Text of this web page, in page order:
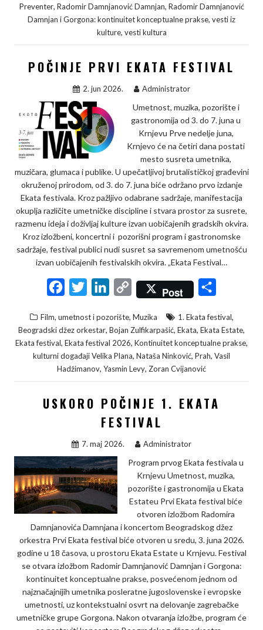
b
o
o
k
t
e
r
e
d
I
n
L
i
n
k
e
Preventer, Radomir Damnjanović Damnjan, Radomir Damnjanović
Damnjan i Gorgona: kontinuitet konceptualne prakse, vesti iz
kulture, vesti kultura
POČINJE PRVI EKATA FESTIVAL
2. jun 2026. Administrator
Umetnost, muzika, pozorište i
gastronomija od 3. do 7. juna u
Krnjevu Prve nedelje juna,
Krnjevo će na četiri dana postati
mesto susreta umetnika,
muzičara, glumaca i publike. U upečatljivoj brutalističkoj građevini
okruženoj prirodom, od 3. do 7. juna biće održano prvo izdanje
Ekata festivala. Kroz pažljivo odabrane sadržaje, manifestacija
okuplja različite umetničke discipline i stvara prostor za susrete,
razmenu ideja i doživljaj kulture izvan uobičajenih gradskih okvira.
Kroz izložbeni, koncertni i pozorišni program i gastronomske
sadržaje, festival publici nudi susret sa savremenom umetnošću
izvan uobičajenih festivalskih okvira. „Ekata Festival…
c
e
b
o
k
i
t
t
e
n
k
e
d
n
C
p
y
L
i
k
Post
a
r
e
Film, umetnost i pozorište, Muzika 1. Ekata festival,
Beogradski džez orkestar, Bojan Zulfikarpašić, Ekata, Ekata Estate,
Ekata festival, Ekata festival 2026, Kontinuitet konceptualne prakse,
kulturni događaji Velika Plana, Nataša Ninković, Prah, Vasil
Hadžimanov, Yasmin Levy, Zoran Cvijanović
USKORO POČINJE 1. EKATA
FESTIVAL
7. maj 2026. Administrator
Program prvog Ekata festivala u
Krnjevu Umetnost, muzika,
pozorište i gastronomija u Ekata
Estateu Prvi Ekata festival biće
otvoren izložbom Radomira
Damnjanovića Damnjana i koncertom Beogradskog džez
orkestra Prvi Ekata festival biće otvoren u sredu, 3. juna 2026.
godine u 18 časova, u prostoru Ekata Estate u Krnjevu. Festival
se otvara izložbom Radomir Damnjanović Damnjan i Gorgona:
kontinuitet konceptualne prakse, posvećenom jednom od
najznačajnijih umetnika posleratne jugoslovenske i evropske
umetnosti, uz kontekstualni osvrt na delovanje zagrebačke
umetničke grupe Gorgona. Nakon otvaranja izložbe, program će